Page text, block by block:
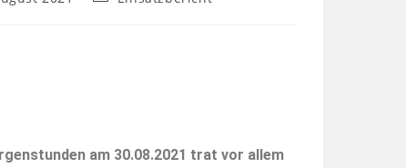
am 30.08.2021 trat vor allem